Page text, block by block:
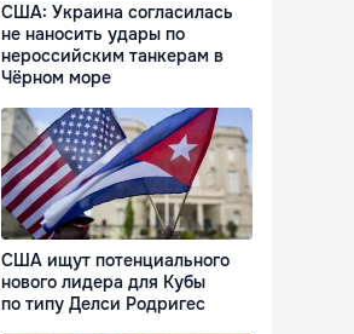
США: Украина согласилась
не наносить удары по
нероссийским танкерам в
Чёрном море
США ищут потенциального
нового лидера для Кубы
по типу Делси Родригес